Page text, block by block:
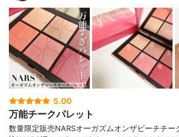
5.00
万能チークパレット
数量限定販売NARSオーガズムオンザビーチチ